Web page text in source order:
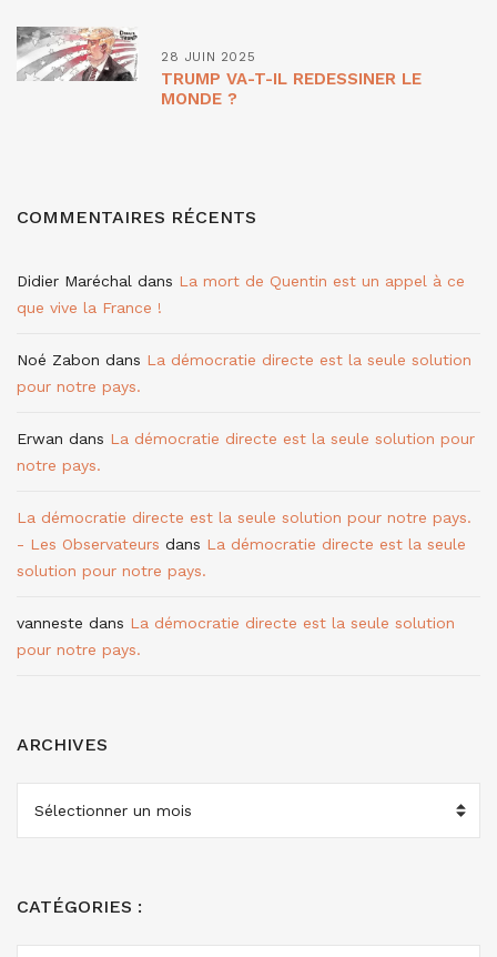
28 JUIN 2025
TRUMP VA-T-IL REDESSINER LE
MONDE ?
COMMENTAIRES RÉCENTS
Didier Maréchal dans La mort de Quentin est un appel à ce
que vive la France !
Noé Zabon dans La démocratie directe est la seule solution
pour notre pays.
Erwan dans La démocratie directe est la seule solution pour
notre pays.
La démocratie directe est la seule solution pour notre pays.
- Les Observateurs dans La démocratie directe est la seule
solution pour notre pays.
vanneste dans La démocratie directe est la seule solution
pour notre pays.
ARCHIVES
ARCHIVES
CATÉGORIES :
CATÉGORIES